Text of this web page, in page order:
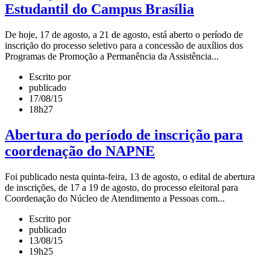
Estudantil do Campus Brasília
De hoje, 17 de agosto, a 21 de agosto, está aberto o período de
inscrição do processo seletivo para a concessão de auxílios dos
Programas de Promoção a Permanência da Assistência...
Escrito por
publicado
17/08/15
18h27
Abertura do período de inscrição para
coordenação do NAPNE
Foi publicado nesta quinta-feira, 13 de agosto, o edital de abertura
de inscrições, de 17 a 19 de agosto, do processo eleitoral para
Coordenação do Núcleo de Atendimento a Pessoas com...
Escrito por
publicado
13/08/15
19h25